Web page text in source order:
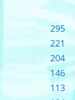
295
221
204
146
113